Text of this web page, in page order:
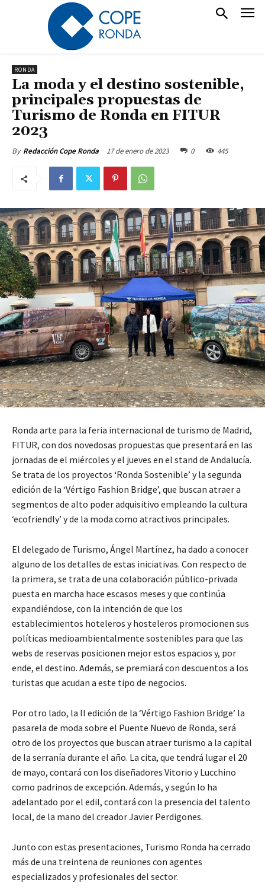
RONDA
La moda y el destino sostenible,
principales propuestas de
Turismo de Ronda en FITUR
2023
By Redacción Cope Ronda 17 de enero de 2023 0 445
Ronda arte para la feria internacional de turismo de Madrid,
FITUR, con dos novedosas propuestas que presentará en las
jornadas de el miércoles y el jueves en el stand de Andalucía.
Se trata de los proyectos ‘Ronda Sostenible’ y la segunda
edición de la ‘Vértigo Fashion Bridge’, que buscan atraer a
segmentos de alto poder adquisitivo empleando la cultura
‘ecofriendly’ y de la moda como atractivos principales.
El delegado de Turismo, Ángel Martínez, ha dado a conocer
alguno de los detalles de estas iniciativas. Con respecto de
la primera, se trata de una colaboración público-privada
puesta en marcha hace escasos meses y que continúa
expandiéndose, con la intención de que los
establecimientos hoteleros y hosteleros promocionen sus
políticas medioambientalmente sostenibles para que las
webs de reservas posicionen mejor estos espacios y, por
ende, el destino. Además, se premiará con descuentos a los
turistas que acudan a este tipo de negocios.
Por otro lado, la II edición de la ‘Vértigo Fashion Bridge’ la
pasarela de moda sobre el Puente Nuevo de Ronda, será
otro de los proyectos que buscan atraer turismo a la capital
de la serranía durante el año. La cita, que tendrá lugar el 20
de mayo, contará con los diseñadores Vitorio y Lucchino
como padrinos de excepción. Además, y según lo ha
adelantado por el edil, contará con la presencia del talento
local, de la mano del creador Javier Perdigones.
Junto con estas presentaciones, Turismo Ronda ha cerrado
más de una treintena de reuniones con agentes
especializados y profesionales del sector.